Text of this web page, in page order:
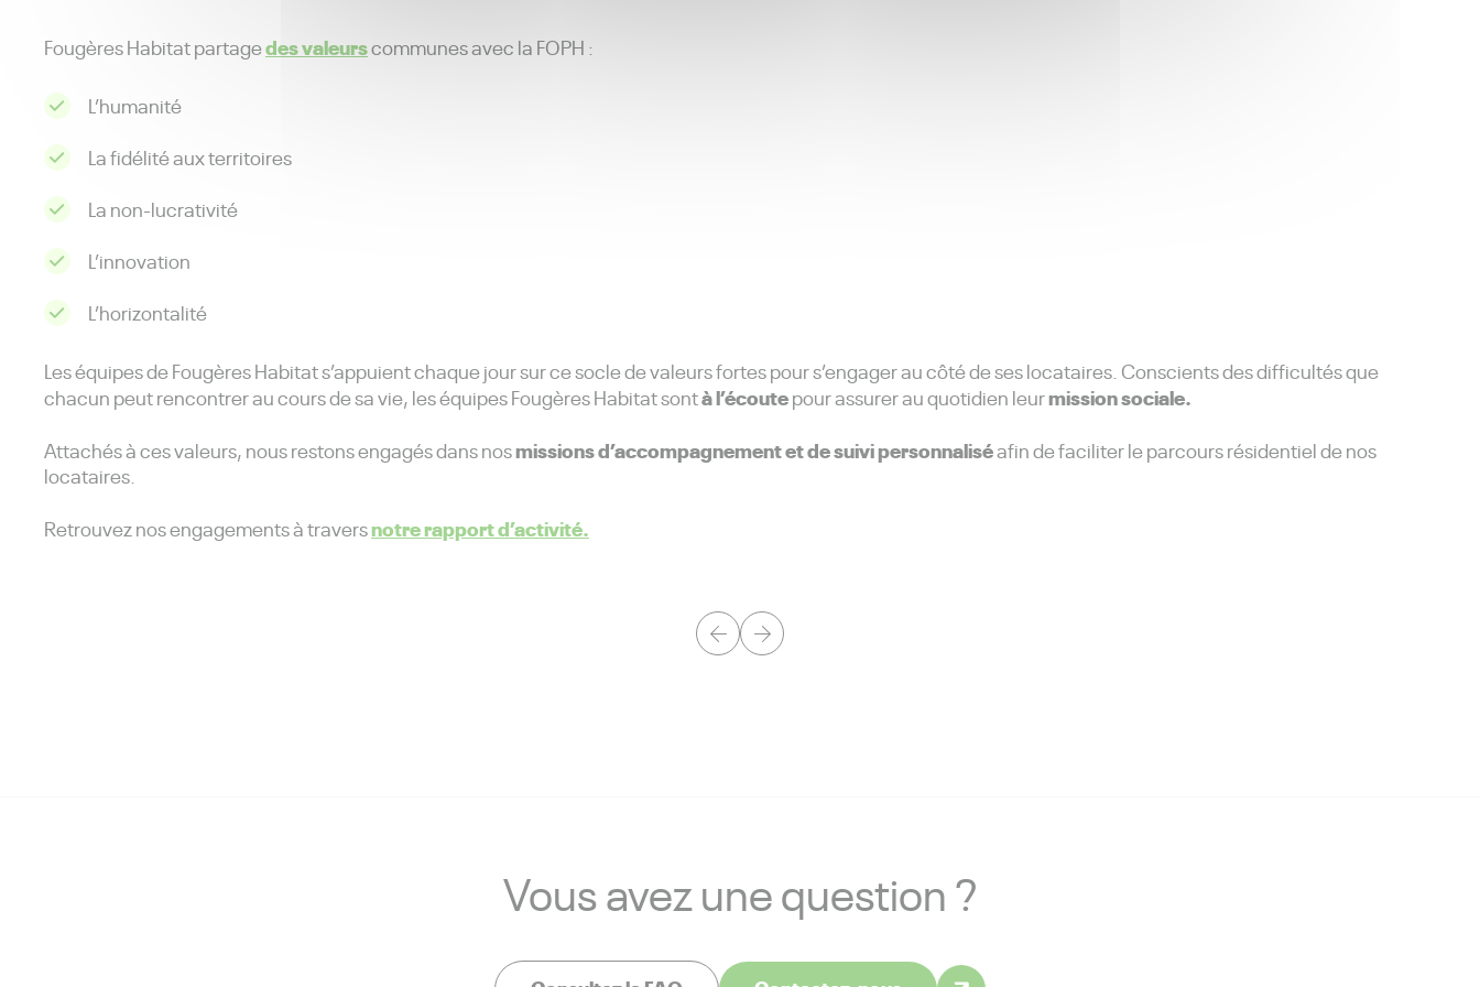
Fougères Habitat partagedes valeurscommunes avec la FOPH :
L’humanité
La fidélité aux territoires
La non-lucrativité
L’innovation
L’horizontalité
Les équipes de Fougères Habitat s’appuient chaque jour sur ce socle de valeurs fortes pour s’engager au côté de ses locataires. Conscients des difficultés que
chacun peut rencontrer au cours de sa vie, les équipes Fougères Habitat sontà l’écoutepour assurer au quotidien leurmission sociale.
Attachés à ces valeurs, nous restons engagés dans nosmissions d’accompagnement et de suivi personnaliséafin de faciliter le parcours résidentiel de nos
locataires.
Retrouvez nos engagements à traversnotre rapport d’activité.
Vous avez une question ?